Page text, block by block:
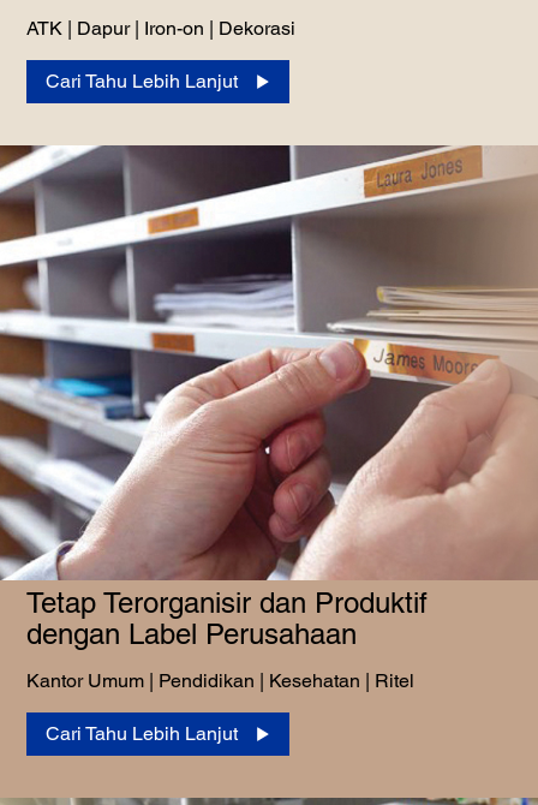
ATK | Dapur | Iron-on | Dekorasi
Cari Tahu Lebih Lanjut
Tetap Terorganisir dan Produktif
dengan Label Perusahaan
Kantor Umum | Pendidikan | Kesehatan | Ritel
Cari Tahu Lebih Lanjut